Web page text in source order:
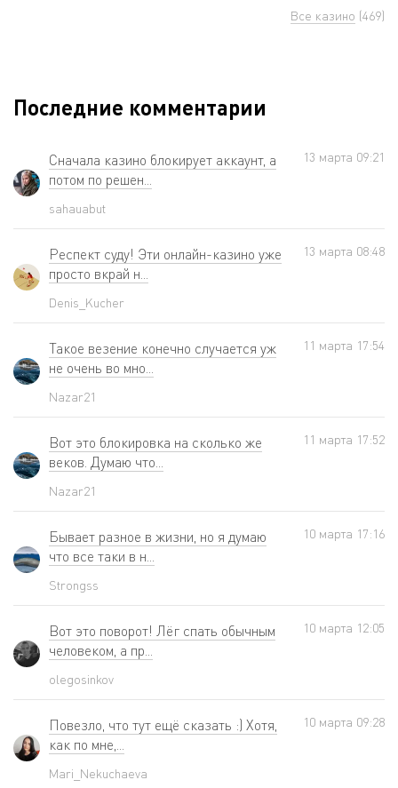
Все казино (469)
Последние комментарии
Сначала казино блокирует аккаунт, а
потом по решен...
sahauabut
13 мартa 09:21
Респект суду! Эти онлайн-казино уже
просто вкрай н...
Denis_Kucher
13 мартa 08:48
Такое везение конечно случается уж
не очень во мно...
Nazar21
11 мартa 17:54
Вот это блокировка на сколько же
веков. Думаю что...
Nazar21
11 мартa 17:52
Бывает разное в жизни, но я думаю
что все таки в н...
Strongss
10 мартa 17:16
Вот это поворот! Лёг спать обычным
человеком, а пр...
olegosinkov
10 мартa 12:05
Повезло, что тут ещё сказать :) Хотя,
как по мне,...
Mari_Nekuchaeva
10 мартa 09:28